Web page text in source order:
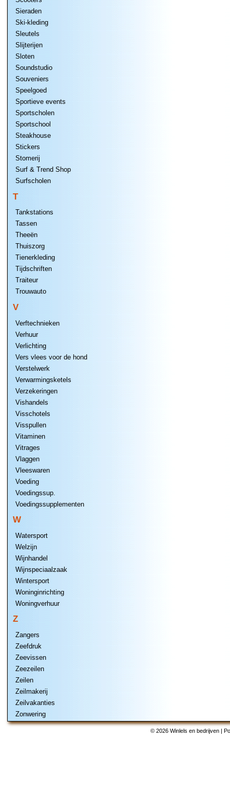
Sieraden
Ski-kleding
Sleutels
Slijterijen
Sloten
Soundstudio
Souveniers
Speelgoed
Sportieve events
Sportscholen
Sportschool
Steakhouse
Stickers
Stomerij
Surf & Trend Shop
Surfscholen
T
Tankstations
Tassen
Theeën
Thuiszorg
Tienerkleding
Tijdschriften
Traiteur
Trouwauto
V
Verftechnieken
Verhuur
Verlichting
Vers vlees voor de hond
Verstelwerk
Verwarmingsketels
Verzekeringen
Vishandels
Visschotels
Visspullen
Vitaminen
Vitrages
Vlaggen
Vleeswaren
Voeding
Voedingssup.
Voedingssupplementen
W
Watersport
Welzijn
Wijnhandel
Wijnspeciaalzaak
Wintersport
Woninginrichting
Woningverhuur
Z
Zangers
Zeefdruk
Zeevissen
Zeezeilen
Zeilen
Zeilmakerij
Zeilvakanties
Zonwering
© 2026 Winlels en bedrijven |